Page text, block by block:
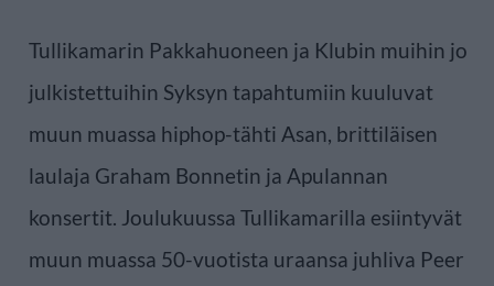
Tullikamarin Pakkahuoneen ja Klubin muihin jo
julkistettuihin Syksyn tapahtumiin kuuluvat
muun muassa hiphop-tähti Asan, brittiläisen
laulaja Graham Bonnetin ja Apulannan
konsertit. Joulukuussa Tullikamarilla esiintyvät
muun muassa 50-vuotista uraansa juhliva Peer